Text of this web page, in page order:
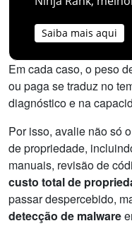
Saiba mais aqui
Em cada caso, o peso
ou paga se traduz no
diagnóstico e na
Por isso, avalie não só
de propriedade,
manuais, revisão de
custo total de
passar despercebido,
detecção de malware